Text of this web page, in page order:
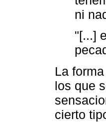
ni
"[...]
La
los que
cierto